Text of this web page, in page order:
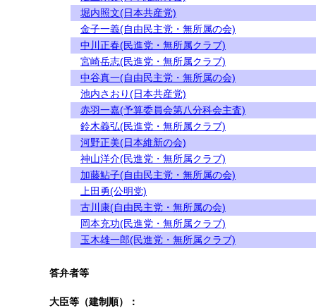
堀内照文(日本共産党)
金子一義(自由民主党・無所属の会)
中川正春(民進党・無所属クラブ)
宮崎岳志(民進党・無所属クラブ)
中谷真一(自由民主党・無所属の会)
池内さおり(日本共産党)
赤羽一嘉(予算委員会第八分科会主査)
鈴木義弘(民進党・無所属クラブ)
河野正美(日本維新の会)
神山洋介(民進党・無所属クラブ)
加藤鮎子(自由民主党・無所属の会)
上田勇(公明党)
古川康(自由民主党・無所属の会)
岡本充功(民進党・無所属クラブ)
玉木雄一郎(民進党・無所属クラブ)
答弁者等
大臣等（建制順）：